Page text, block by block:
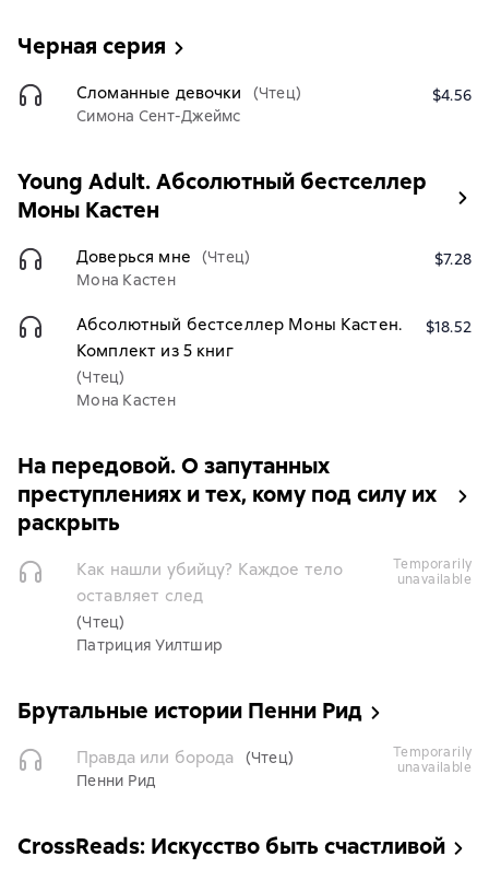
Черная серия
Сломанные девочки
(Чтец)
Симона Сент-Джеймс
$4.56
Young Adult. Абсолютный бестселлер
Моны Кастен
Доверься мне
(Чтец)
Мона Кастен
$7.28
Абсолютный бестселлер Моны Кастен.
Комплект из 5 книг
(Чтец)
Мона Кастен
$18.52
На передовой. О запутанных
преступлениях и тех, кому под силу их
раскрыть
Как нашли убийцу? Каждое тело
оставляет след
(Чтец)
Патриция Уилтшир
temporarily
unavailable
Брутальные истории Пенни Рид
Правда или борода
(Чтец)
Пенни Рид
temporarily
unavailable
CrossReads: Искусство быть счастливой